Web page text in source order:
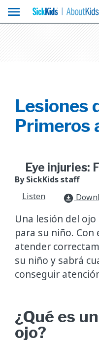
menu
Lesiones
Primeros
Eye injuries:
By SickKids staff
Listen
download_for_offline
Una lesión del
para su niño.
atender
su niño y sabrá
conseguir
¿Qué es
ojo?